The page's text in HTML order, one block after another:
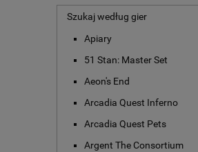
Szukaj według gier
Apiary
51 Stan: Master Set
Aeon's End
Arcadia Quest Inferno
Arcadia Quest Pets
Argent The Consortium